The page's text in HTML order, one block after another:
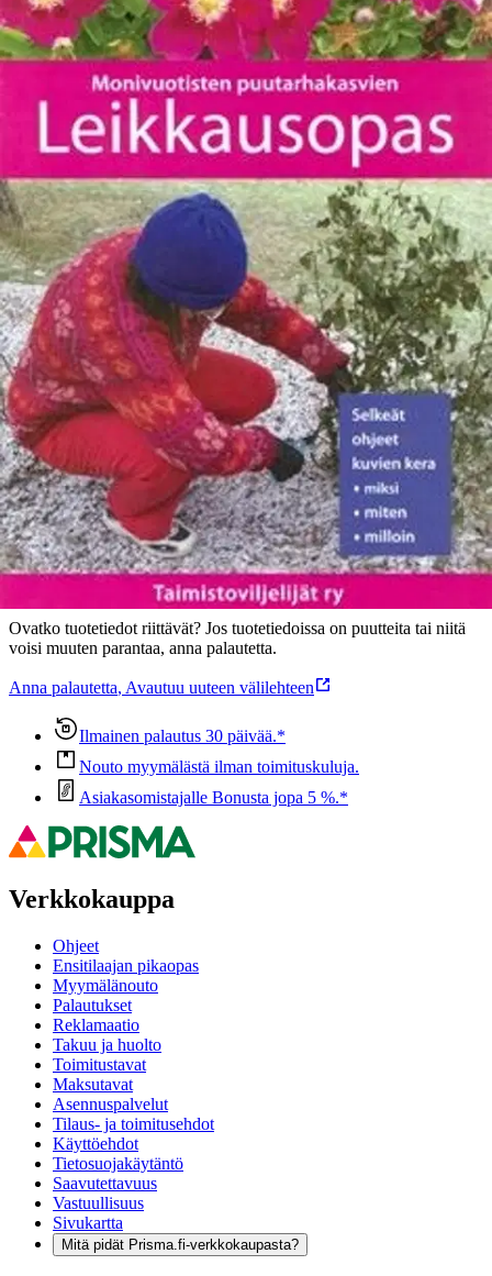
Ei saatavilla
Tuotekuvaus
Kokonaan neliväriseen painokseen on lisätty tärkeimmät
köynnökset! Puutarha-alan ammattilaisille ja opiskelijoille sekä
kasviharrastajille tehdyssä kirjassa esitellään noin 600 avomaalla
menestyvää koristekasvia. Kasveista selostetaan muun muassa
niiden korkeus ja leveys, kukinta-aika, leviämistapa ja
uusiutumiskyky. Myös yhdistyksen kokoamat
menestymisvyöhykekyselyiden tulokset esitellään. Mukana kasvien
tieteelliset nimet sekä suomen- ja ruotsinkieliset nimet.Taulukoista
löydät lajeja eri kasvupaikkoihin ja käyttötarkoituksiin. Noin 400
värikuvaa ja 100 lajikkeen mustavalkoiset habituspiirrokset.
Näytä lisää tuotekuvausta
Ominaisuudet
Oletko tyytyväinen tuotetietoihin?
Ovatko tuotetiedot riittävät? Jos tuotetiedoissa on puutteita tai niitä
voisi muuten parantaa, anna palautetta.
Anna palautetta, Avautuu uuteen välilehteen
Ilmainen palautus 30 päivää.*
Nouto myymälästä ilman toimituskuluja.
Asiakasomistajalle Bonusta jopa 5 %.*
Verkkokauppa
Ohjeet
Ensitilaajan pikaopas
Myymälänouto
Palautukset
Reklamaatio
Takuu ja huolto
Toimitustavat
Maksutavat
Asennuspalvelut
Tilaus- ja toimitusehdot
Käyttöehdot
Tietosuojakäytäntö
Saavutettavuus
Vastuullisuus
Sivukartta
Mitä pidät Prisma.fi-verkkokaupasta?